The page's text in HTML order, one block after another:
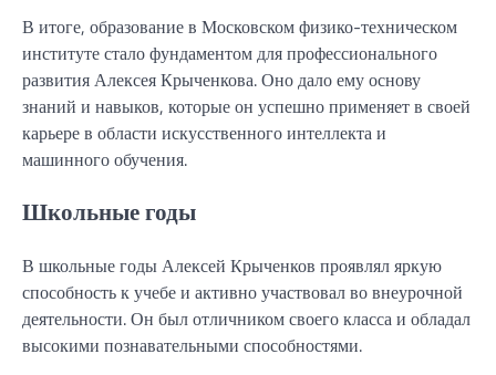
В итоге, образование в Московском физико-техническом
институте стало фундаментом для профессионального
развития Алексея Крыченкова. Оно дало ему основу
знаний и навыков, которые он успешно применяет в своей
карьере в области искусственного интеллекта и
машинного обучения.
Школьные годы
В школьные годы Алексей Крыченков проявлял яркую
способность к учебе и активно участвовал во внеурочной
деятельности. Он был отличником своего класса и обладал
высокими познавательными способностями.